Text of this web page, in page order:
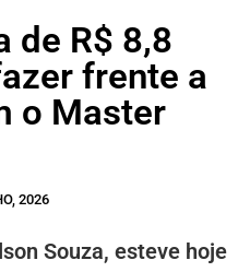
de R$ 8,8
frente a
o Master
2026
Souza, esteve hoje